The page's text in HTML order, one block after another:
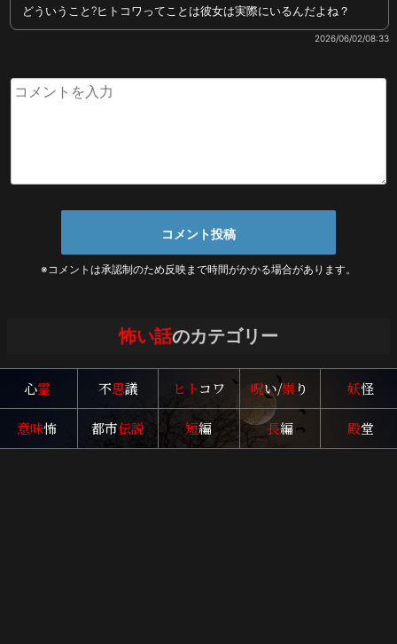
どういうこと?ヒトコワってことは彼女は実際にいるんだよね？
2026/06/02/08:33
※コメントは承認制のため反映まで時間がかかる場合があります。
怖い話のカテゴリー
心霊 不思議 ヒトコワ 呪い/祟り 妖怪
意味怖 都市伝説 短編 長編 殿堂